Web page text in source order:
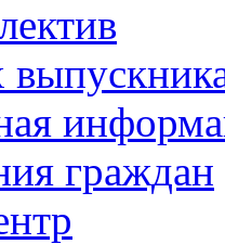
граждан